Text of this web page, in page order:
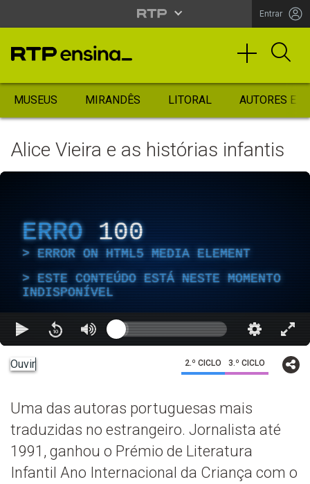
Entrar
MUSEUS MIRANDÊS LITORAL AUTORES
Alice Vieira e as histórias infantis
ERRO 100
ERROR ON HTML5 MEDIA ELEMENT
ESTE CONTEÚDO ESTÁ NESTE MOMENTO
INDISPONÍVEL
Ouvir 2.º CICLO 3.º CICLO
Uma das autoras portuguesas mais
traduzidas no estrangeiro. Jornalista até
1991, ganhou o Prémio de Literatura
Infantil Ano Internacional da Criança com o